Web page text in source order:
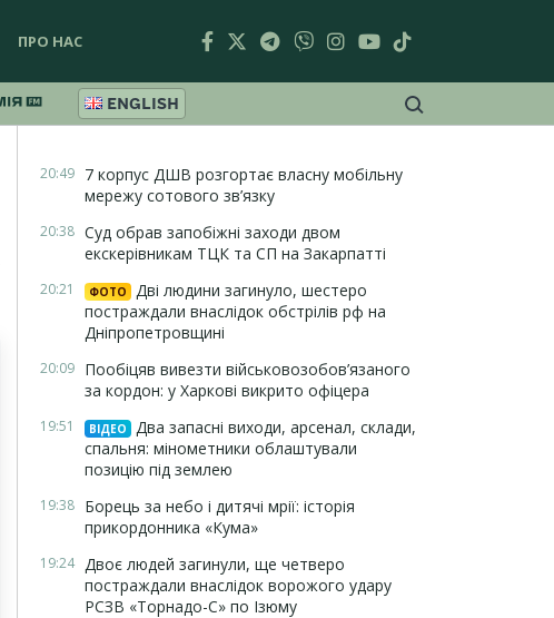
ПРО НАС
ENGLISH
20:49 7 корпус ДШВ розгортає власну мобільну
мережу сотового зв’язку
20:38 Суд обрав запобіжні заходи двом
екскерівникам ТЦК та СП на Закарпатті
20:21 ФОТО
Дві людини загинуло, шестеро
постраждали внаслідок обстрілів рф на
Дніпропетровщині
20:09 Пообіцяв вивезти військовозобов’язаного
за кордон: у Харкові викрито офіцера
19:51 ВІДЕО
Два запасні виходи, арсенал, склади,
спальня: мінометники облаштували
позицію під землею
19:38 Борець за небо і дитячі мрії: історія
прикордонника «Кума»
19:24 Двоє людей загинули, ще четверо
постраждали внаслідок ворожого удару
РСЗВ «Торнадо-С» по Ізюму